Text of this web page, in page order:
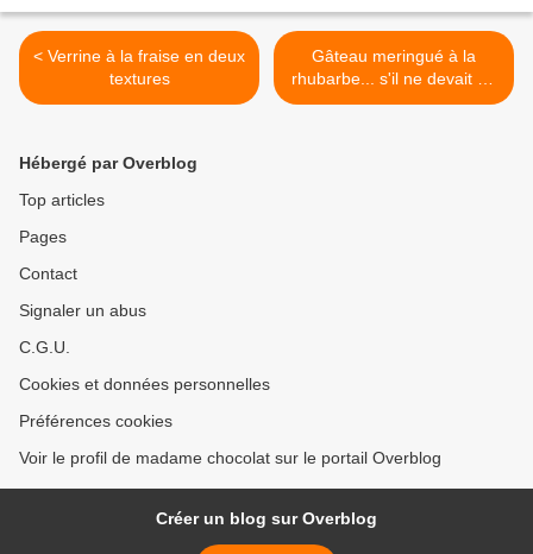
< Verrine à la fraise en deux
textures
Gâteau meringué à la
rhubarbe... s'il ne devait en
rester qu'un ce serait celui-
Hébergé par Overblog
Top articles
Pages
Contact
Signaler un abus
C.G.U.
Cookies et données personnelles
Préférences cookies
Voir le profil de madame chocolat sur le portail Overblog
Créer un blog sur Overblog